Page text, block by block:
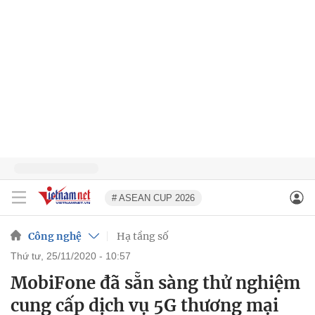
# ASEAN CUP 2026
Công nghệ Hạ tầng số
thứ tư, 25/11/2020 - 10:57
MobiFone đã sẵn sàng thử nghiệm
cung cấp dịch vụ 5G thương mại